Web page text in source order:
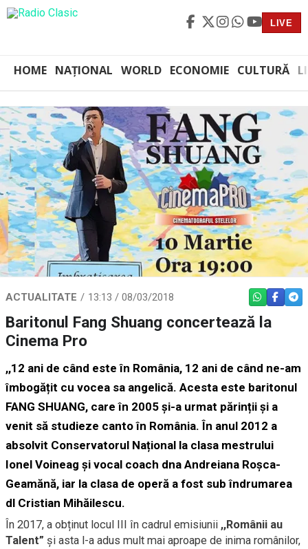
LIVE
HOME NAȚIONAL WORLD ECONOMIE CULTURĂ
ACTUALITATE 13:13 / 08/03/2018 WHATSAPP
Baritonul Fang Shuang concertează la
Cinema Pro
,,12 ani de când este în România, 12 ani de când ne-am
îmbogățit cu vocea sa angelică. Acesta este baritonul
FANG SHUANG, care în 2005 și-a urmat părinții și a
venit să studieze canto în România. În anul 2012 a
absolvit Conservatorul Național la clasa mestrului
Ionel Voineag și vocal coach dna Andreiana Roșca-
Geamănă, iar la clasa de operă a fost sub îndrumarea
dl Cristian Mihăilescu.
În 2017, a obținut locul III în cadrul emisiunii ,,Românii au
Talent” și asta l-a adus mult mai aproape de inima românilor,